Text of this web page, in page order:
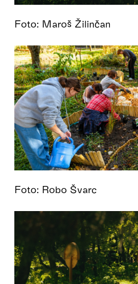
Foto: Maroš Žilinčan
Foto: Robo Švarc